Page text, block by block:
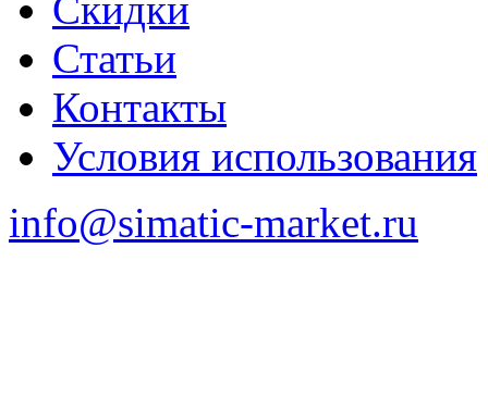
Статьи
Контакты
Условия использования
info@simatic-market.ru